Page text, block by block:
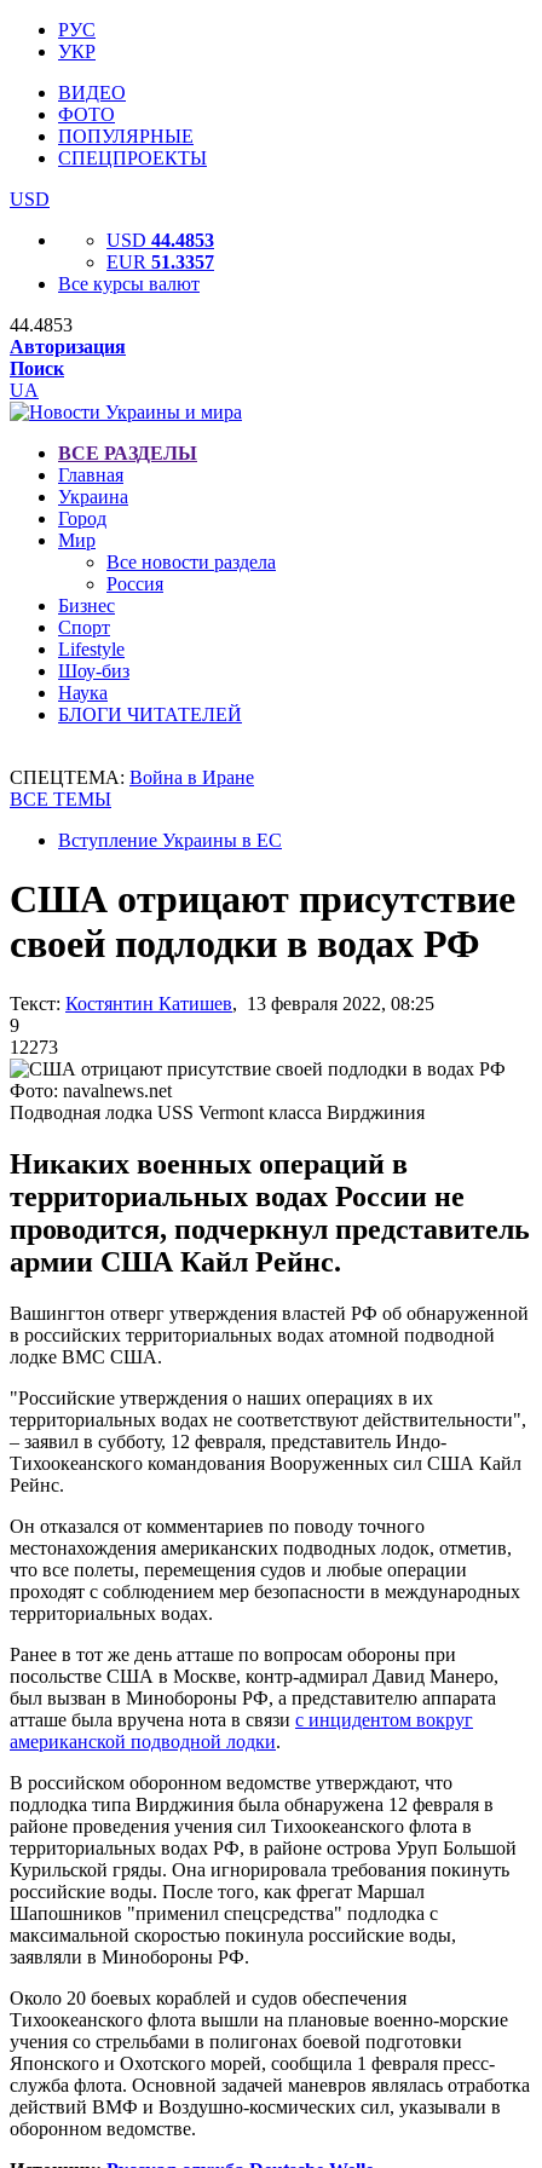
РУС
УКР
ВИДЕО
ФОТО
ПОПУЛЯРНЫЕ
СПЕЦПРОЕКТЫ
USD
USD 44.4853
EUR 51.3357
Все курсы валют
44.4853
Авторизация
Поиск
UA
ВСЕ РАЗДЕЛЫ
Главная
Украина
Город
Мир
Все новости раздела
Россия
Бизнес
Спорт
Lifestyle
Шоу-биз
Наука
БЛОГИ ЧИТАТЕЛЕЙ
СПЕЦТЕМА: Война в Иране
ВСЕ ТЕМЫ
Вступление Украины в ЕС
США отрицают присутствие
своей подлодки в водах РФ
Текст: Костянтин Катишев, 13 февраля 2022, 08:25
9
12273
Фото: navalnews.net
Подводная лодка USS Vermont класса Вирджиния
Никаких военных операций в
территориальных водах России не
проводится, подчеркнул представитель
армии США Кайл Рейнс.
Вашингтон отверг утверждения властей РФ об обнаруженной
в российских территориальных водах атомной подводной
лодке ВМС США.
"Российские утверждения о наших операциях в их
территориальных водах не соответствуют действительности",
– заявил в субботу, 12 февраля, представитель Индо-
Тихоокеанского командования Вооруженных сил США Кайл
Рейнс.
Он отказался от комментариев по поводу точного
местонахождения американских подводных лодок, отметив,
что все полеты, перемещения судов и любые операции
проходят с соблюдением мер безопасности в международных
территориальных водах.
Ранее в тот же день атташе по вопросам обороны при
посольстве США в Москве, контр-адмирал Давид Манеро,
был вызван в Минобороны РФ, а представителю аппарата
атташе была вручена нота в связи с инцидентом вокруг
американской подводной лодки.
В российском оборонном ведомстве утверждают, что
подлодка типа Вирджиния была обнаружена 12 февраля в
районе проведения учения сил Тихоокеанского флота в
территориальных водах РФ, в районе острова Уруп Большой
Курильской гряды. Она игнорировала требования покинуть
российские воды. После того, как фрегат Маршал
Шапошников "применил спецсредства" подлодка с
максимальной скоростью покинула российские воды,
заявляли в Минобороны РФ.
Около 20 боевых кораблей и судов обеспечения
Тихоокеанского флота вышли на плановые военно-морские
учения со стрельбами в полигонах боевой подготовки
Японского и Охотского морей, сообщила 1 февраля пресс-
служба флота. Основной задачей маневров являлась отработка
действий ВМФ и Воздушно-космических сил, указывали в
оборонном ведомстве.